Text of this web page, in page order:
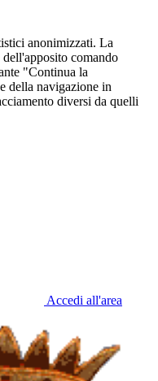
anonimizzati. La
comando
"Continua la
della navigazione in
diversi da quelli
Accedi all'area